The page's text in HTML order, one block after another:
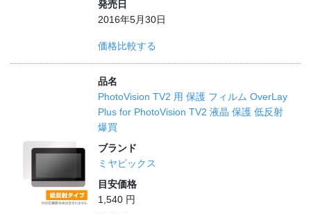
発売日
2016年5月30日
価格比較する
品名
PhotoVision TV2 用 保護 フィルム OverLay
Plus for PhotoVision TV2 液晶 保護 低反射
爆買
ブランド
ミヤビックス
目安価格
1,540 円